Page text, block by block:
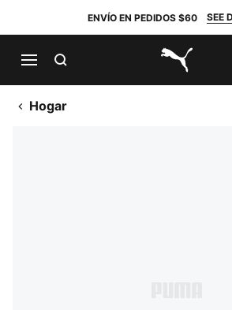
ENVÍO EN PEDIDOS $60 SEE
PUMA.com
Hogar